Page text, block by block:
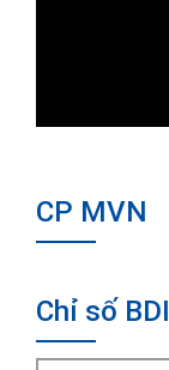
CP MVN
Chỉ số BDI